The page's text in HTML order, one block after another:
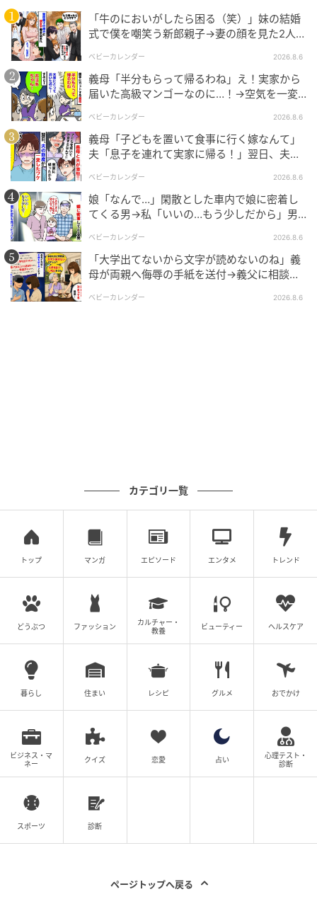
常が戻ってきた【16歳で帰らなくなった弟 Vol.42】
【全話読む】16歳で帰らなくなった弟
元記事で読む
次の記事
【漫画】不道徳な行いが両親の知るところ
に…「穢らわしい」と母が激怒【婚約者は既
婚者でした Vol.18】
の記事をもっとみる
「牛のにおいがしたら困る（笑）」妹の結婚
式で僕を嘲笑う新郎親子→妻の顔を見た2人が
ベビーカレンダー 2026.8.6
義母「半分もらって帰るわね」え！実家から
届いた高級マンゴーなのに…！→空気を一変
ベビーカレンダー 2026.8.6
義母「子どもを置いて食事に行く嫁なんて」
夫「息子を連れて実家に帰る！」翌日、夫が
ベビーカレンダー 2026.8.6
娘「なんで…」閑散とした車内で娘に密着し
てくる男→私「いいの…もう少しだから」男
ベビーカレンダー 2026.8.6
「大学出てないから文字が読めないのね」義
母が両親へ侮辱の手紙を送付→義父に相談
ベビーカレンダー 2026.8.6
カテゴリ一覧
トップ マンガ エピソード エンタメ トレンド
どうぶつ ファッション
カルチャー・
教養
ビューティー ヘルスケア
暮らし 住まい レシピ グルメ おでかけ
ビジネス・マ
ネー
クイズ 恋愛 占い
心理テスト・
診断
スポーツ 診断
ページトップへ戻る